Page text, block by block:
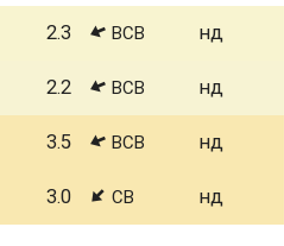
2.3 ВСВ нд
2.2 ВСВ нд
3.5 ВСВ нд
3.0 СВ нд